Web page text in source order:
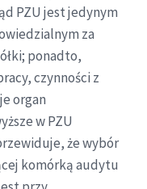
PZU jest jedynym
za
ponadto,
czynności z
organ
w PZU
że wybór
komórką audytu